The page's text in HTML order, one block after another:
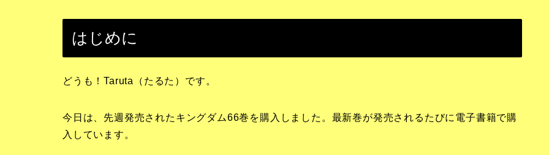
はじめに
どうも！Taruta（たるた）です。
今日は、先週発売されたキングダム66巻を購入しました。最新巻が発売されるたびに電子書籍で購
入しています。